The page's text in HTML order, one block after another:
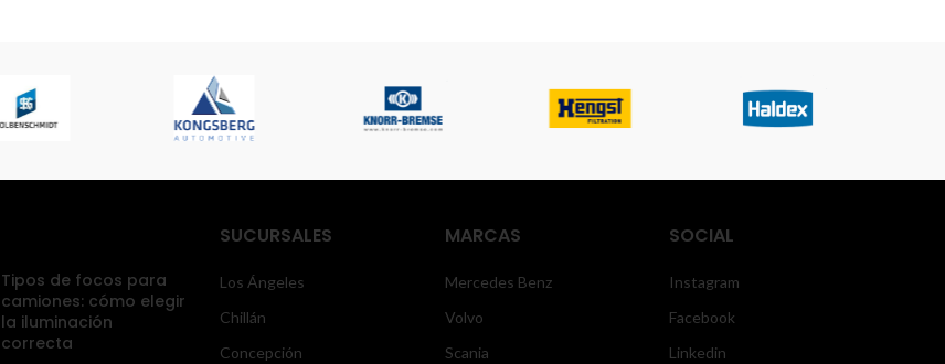
Tipos de focos para
camiones: cómo elegir
la iluminación
correcta
SUCURSALES
Los Ángeles
Chillán
Concepción
MARCAS
Mercedes Benz
Volvo
Scania
SOCIAL
Instagram
Facebook
Linkedin